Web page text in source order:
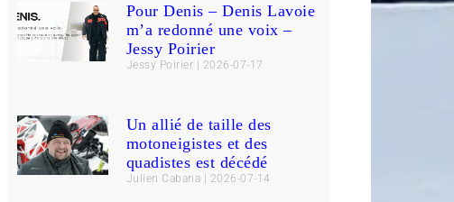
Pour Denis – Denis Lavoie
m’a redonné une voix –
Jessy Poirier
Jessy Poirier 2026-07-17
Un allié de taille des
motoneigistes et des
quadistes est décédé
Julien Cabana 2026-07-14